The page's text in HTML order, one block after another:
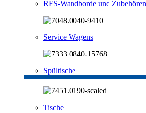
RFS-Wandborde und Zubehören
Service Wagens
Spültische
Tische